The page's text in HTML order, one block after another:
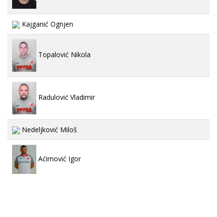
Kajganić Ognjen
Topalović Nikola
Radulović Vladimir
Nedeljković Miloš
Aćimović Igor